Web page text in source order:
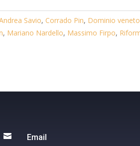
Savio, Corrado Pin, Dominio veneto
, Mariano Nardello, Massimo Firpo,
 Email